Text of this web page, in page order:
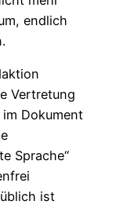
endlich
Vertretung
Dokument
Sprache“
ist